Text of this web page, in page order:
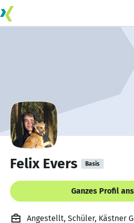
Felix Evers Basis
Ganzes Profil
Angestellt, Schüler, Kästner